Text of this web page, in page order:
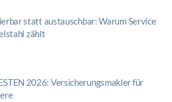
statt austauschbar: Warum Service
zählt
2026: Versicherungsmakler für